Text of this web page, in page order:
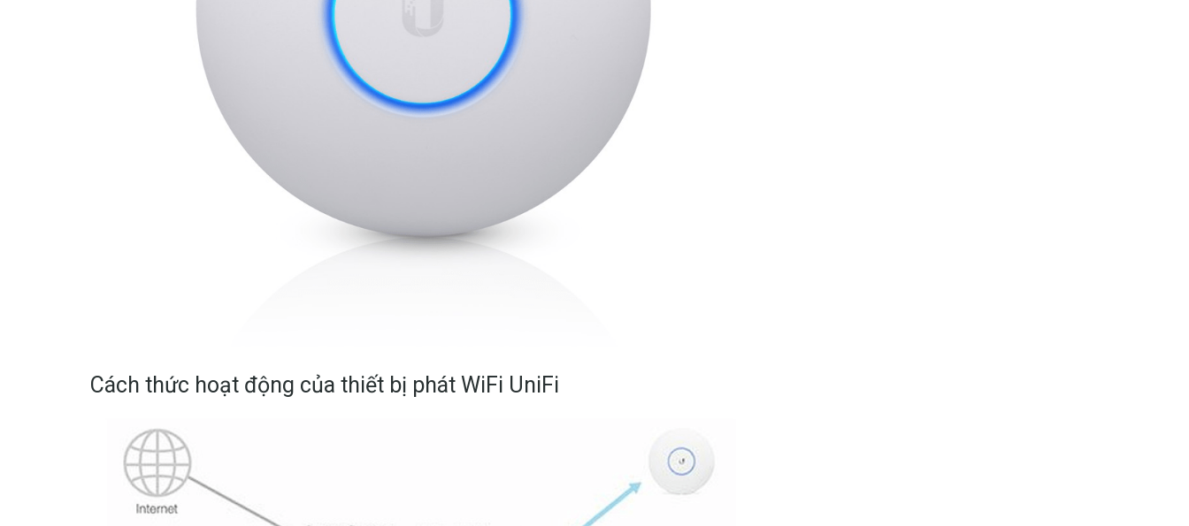
Cách thức hoạt động của thiết bị phát WiFi UniFi